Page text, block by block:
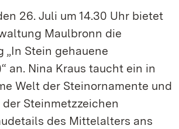
26. Juli um 14.30 Uhr bietet
Maulbronn die
„In Stein gehauene
an. Nina Kraus taucht ein in
Welt der Steinornamente und
Steinmetzzeichen
des Mittelalters ans